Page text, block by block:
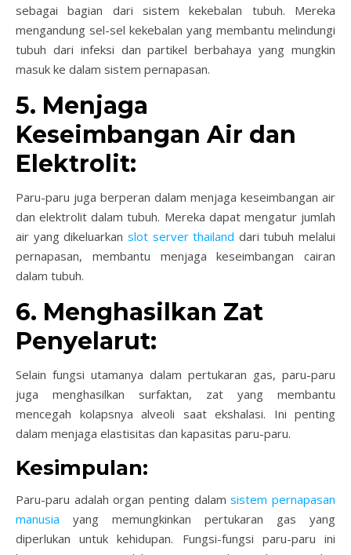
sebagai bagian dari sistem kekebalan tubuh. Mereka
mengandung sel-sel kekebalan yang membantu melindungi
tubuh dari infeksi dan partikel berbahaya yang mungkin
masuk ke dalam sistem pernapasan.
5. Menjaga
Keseimbangan Air dan
Elektrolit:
Paru-paru juga berperan dalam menjaga keseimbangan air
dan elektrolit dalam tubuh. Mereka dapat mengatur jumlah
air yang dikeluarkan slot server thailand dari tubuh melalui
pernapasan, membantu menjaga keseimbangan cairan
dalam tubuh.
6. Menghasilkan Zat
Penyelarut:
Selain fungsi utamanya dalam pertukaran gas, paru-paru
juga menghasilkan surfaktan, zat yang membantu
mencegah kolapsnya alveoli saat ekshalasi. Ini penting
dalam menjaga elastisitas dan kapasitas paru-paru.
Kesimpulan:
Paru-paru adalah organ penting dalamsistem pernapasan
manusia yang memungkinkan pertukaran gas yang
diperlukan untuk kehidupan. Fungsi-fungsi paru-paru ini